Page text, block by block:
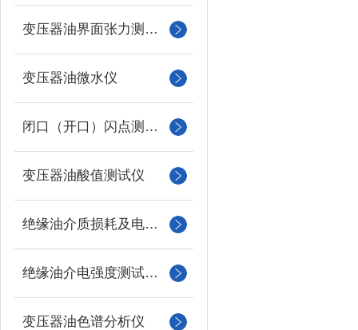
变压器油界面张力测试仪
变压器油微水仪
闭口（开口）闪点测定仪
变压器油酸值测试仪
绝缘油介质损耗及电阻率测试仪
绝缘油介电强度测试仪系列
变压器油色谱分析仪